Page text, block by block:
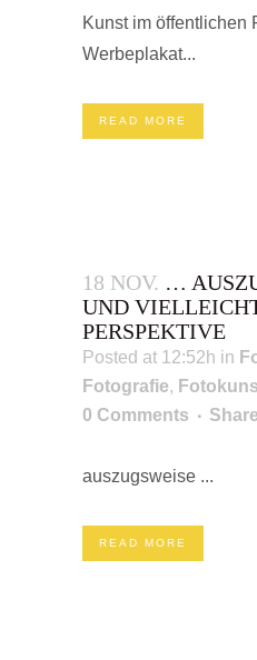
Kunst im öffentlichen
Werbeplakat...
READ MORE
18 NOV. …
UND
PERSPEKTIVE
Posted at 12:52h in
Fotografie,
0 Comments
Share
auszugsweise ...
READ MORE